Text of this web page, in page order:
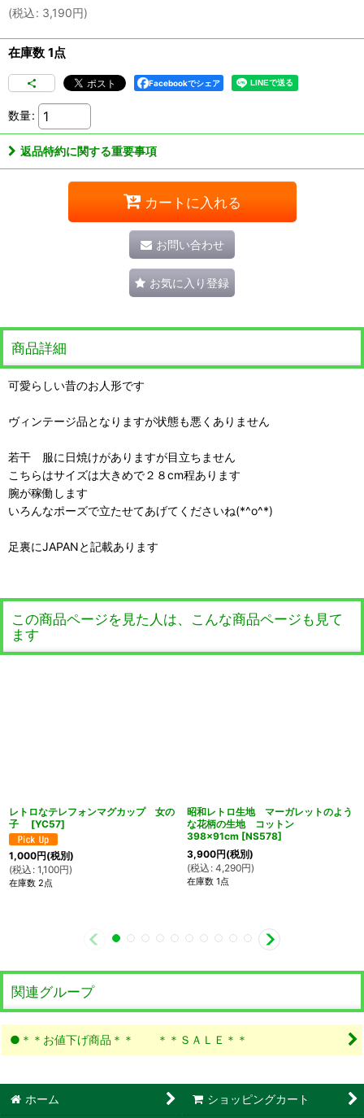
(税込: 3,190円)
在庫数 1点
Facebookでシェア
数量:
返品特約に関する重要事項
カートに入れる
お問い合わせ
お気に入り登録
商品詳細
可愛らしい昔のお人形です
ヴィンテージ品となりますが状態も悪くありません
若干 服に日焼けがありますが目立ちません
こちらはサイズは大きめで２８cm程あります
腕が稼働します
いろんなポーズで立たせてあげてくださいね(*^o^*)
足裏にJAPANと記載あります
この商品ページを見た人は、こんな商品ページも見て
ます
レトロなテレフォンマグカップ 女の
子
[YC57]
1,000円(税別)
(税込 : 1,100円)
在庫数 2点
昭和レトロ生地 マーガレットのよう
な花柄の生地 コットン
398×91cm [NS578]
3,900円(税別)
(税込 : 4,290円)
在庫数 1点
関連グループ
●＊＊お値下げ商品＊＊ ＊＊ＳＡＬＥ＊＊
ホーム ショッピングカート